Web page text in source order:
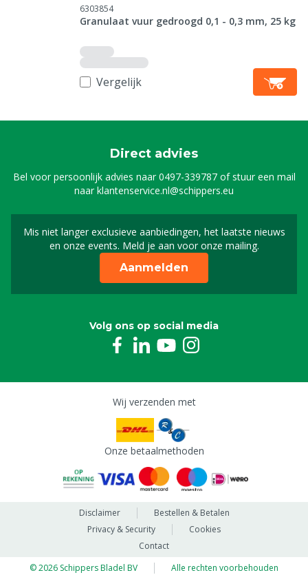
6303854
Granulaat vuur gedroogd 0,1 - 0,3 mm, 25 kg
Vergelijk
Direct advies
Bel voor persoonlijk advies naar0497-339787of stuur een mail
naarklantenservice.nl@schippers.eu
Mis niet langer exclusieve aanbiedingen, het laatste nieuws
en onze events. Meld je aan voor onze mailing.
Schrijf je in voor onze
Aanmelden
Volg ons op social media
Wij verzenden met
Onze betaalmethoden
Disclaimer
Bestellen & Betalen
Privacy & Security
Cookies
Contact
© 2026 Schippers Bladel BV
Alle rechten voorbehouden